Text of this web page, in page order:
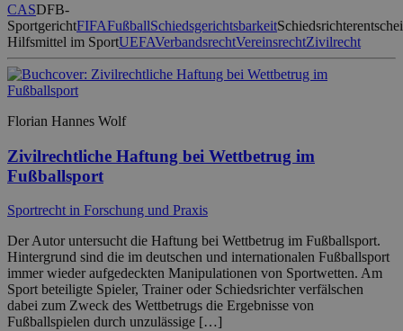
CASDFB-
SportgerichtFIFAFußballSchiedsgerichtsbarkeit
Hilfsmittel im SportUEFAVerbandsrechtVereinsrechtZivilrecht
Florian Hannes Wolf
Zivilrechtliche Haftung bei Wettbetrug im
Fußballsport
Sportrecht in Forschung und Praxis
Der Autor untersucht die Haftung bei Wettbetrug im Fußballsport.
Hintergrund sind die im deutschen und internationalen Fußballsport
immer wieder aufgedeckten Manipulationen von Sportwetten. Am
Sport beteiligte Spieler, Trainer oder Schiedsrichter verfälschen
dabei zum Zweck des Wettbetrugs die Ergebnisse von
Fußballspielen durch unzulässige […]